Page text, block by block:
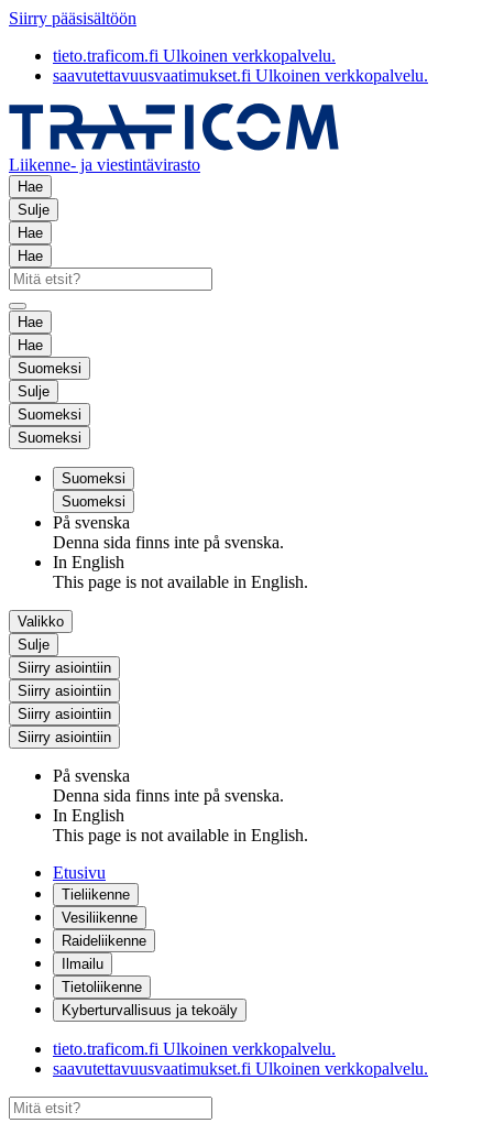
Siirry pääsisältöön
tieto.traficom.fi Ulkoinen verkkopalvelu.
saavutettavuusvaatimukset.fi Ulkoinen verkkopalvelu.
Liikenne- ja viestintävirasto
Hae
Sulje
Hae
Hae
Hae
Hae
Suomeksi
Sulje
Suomeksi
Suomeksi
Suomeksi
Suomeksi
På svenska
Denna sida finns inte på svenska.
In English
This page is not available in English.
Valikko
Sulje
Siirry asiointiin
Siirry asiointiin
Siirry asiointiin
Siirry asiointiin
På svenska
Denna sida finns inte på svenska.
In English
This page is not available in English.
Etusivu
Tieliikenne
Vesiliikenne
Raideliikenne
Ilmailu
Tietoliikenne
Kyberturvallisuus ja tekoäly
tieto.traficom.fi Ulkoinen verkkopalvelu.
saavutettavuusvaatimukset.fi Ulkoinen verkkopalvelu.